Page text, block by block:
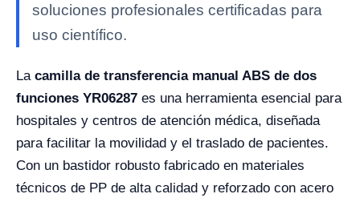
soluciones profesionales certificadas para
uso científico.
La camilla de transferencia manual ABS de dos
funciones YR06287 es una herramienta esencial para
hospitales y centros de atención médica, diseñada
para facilitar la movilidad y el traslado de pacientes.
Con un bastidor robusto fabricado en materiales
técnicos de PP de alta calidad y reforzado con acero